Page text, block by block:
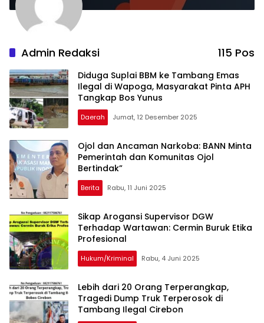
Admin Redaksi 115 Pos
Diduga Suplai BBM ke Tambang Emas
Ilegal di Wapoga, Masyarakat Pinta APH
Tangkap Bos Yunus
Daerah Jumat, 12 Desember 2025
Ojol dan Ancaman Narkoba: BANN Minta
Pemerintah dan Komunitas Ojol
Bertindak”
Berita Rabu, 11 Juni 2025
Sikap Arogansi Supervisor DGW
Terhadap Wartawan: Cermin Buruk Etika
Profesional
Hukum/Kriminal Rabu, 4 Juni 2025
Lebih dari 20 Orang Terperangkap,
Tragedi Dump Truk Terperosok di
Tambang Ilegal Cirebon